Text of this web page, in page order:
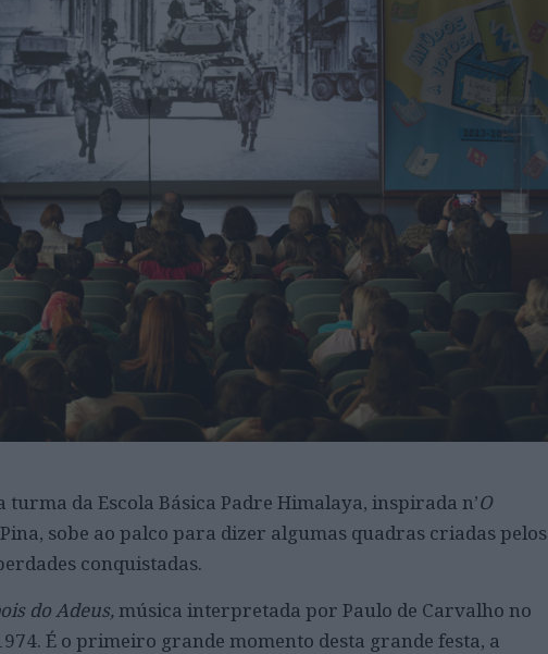
da Escola Básica Padre Himalaya, inspirada n’O
sobe ao palco para dizer algumas quadras criadas pelos
conquistadas.
do Adeus,música interpretada por Paulo de Carvalho no
É o primeiro grande momento desta grande festa, a